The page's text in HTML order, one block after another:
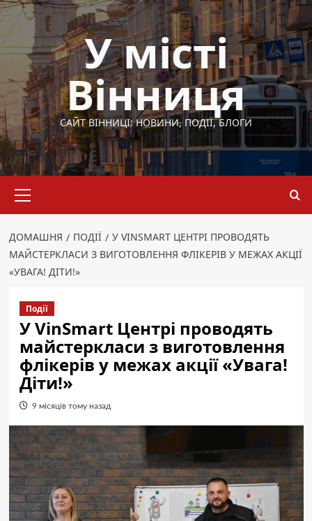
Перейти
до
вмісту
У місті
Вінниця
САЙТ ВІННИЦІ: НОВИНИ, ПОДІЇ, БЛОГИ
меню
ДОМАШНЯ ПОДІЇ
У VINSMART ЦЕНТРІ ПРОВОДЯТЬ
МАЙСТЕРКЛАСИ З ВИГОТОВЛЕННЯ ФЛІКЕРІВ У МЕЖАХ АКЦІЇ
«УВАГА! ДІТИ!»
Події
У VinSmart Центрі проводять
майстеркласи з виготовлення
флікерів у межах акції «Увага!
Діти!»
9 місяців тому назад